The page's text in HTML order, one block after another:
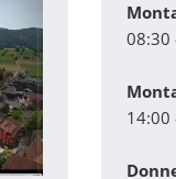
08:30
14:00